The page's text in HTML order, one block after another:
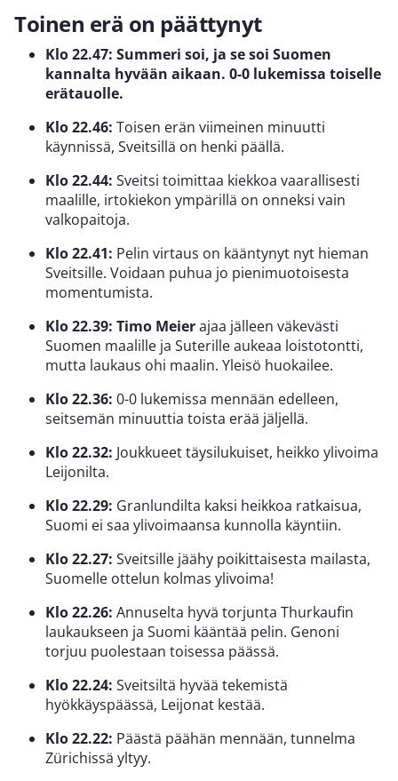
Toinen erä on päättynyt
Klo 22.47: Summeri soi, ja se soi Suomen
kannalta hyvään aikaan. 0-0 lukemissa toiselle
erätauolle.
Klo 22.46: Toisen erän viimeinen minuutti
käynnissä, Sveitsillä on henki päällä.
Klo 22.44: Sveitsi toimittaa kiekkoa vaarallisesti
maalille, irtokiekon ympärillä on onneksi vain
valkopaitoja.
Klo 22.41: Pelin virtaus on kääntynyt nyt hieman
Sveitsille. Voidaan puhua jo pienimuotoisesta
momentumista.
Klo 22.39: Timo Meierajaa jälleen väkevästi
Suomen maalille ja Suterille aukeaa loistotontti,
mutta laukaus ohi maalin. Yleisö huokailee.
Klo 22.36: 0-0 lukemissa mennään edelleen,
seitsemän minuuttia toista erää jäljellä.
Klo 22.32: Joukkueet täysilukuiset, heikko ylivoima
Leijonilta.
Klo 22.29: Granlundilta kaksi heikkoa ratkaisua,
Suomi ei saa ylivoimaansa kunnolla käyntiin.
Klo 22.27: Sveitsille jäähy poikittaisesta mailasta,
Suomelle ottelun kolmas ylivoima!
Klo 22.26: Annuselta hyvä torjunta Thurkaufin
laukaukseen ja Suomi kääntää pelin. Genoni
torjuu puolestaan toisessa päässä.
Klo 22.24: Sveitsiltä hyvää tekemistä
hyökkäyspäässä, Leijonat kestää.
Klo 22.22: Päästä päähän mennään, tunnelma
Zürichissä yltyy.